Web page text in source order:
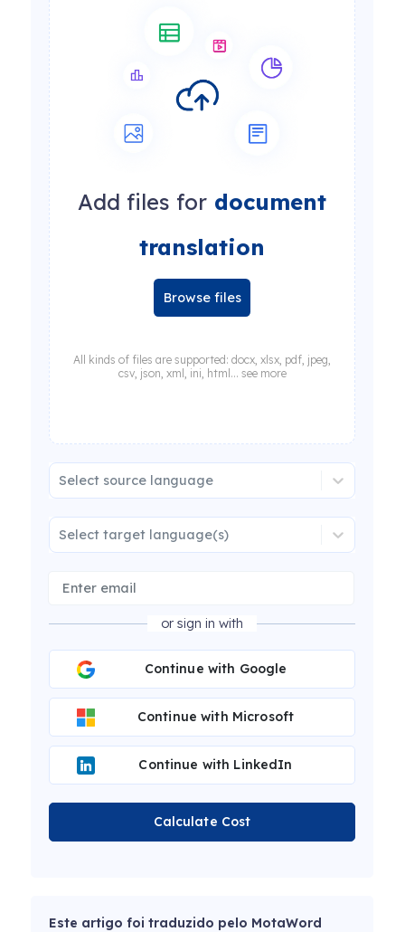
Add files for document
translation
Browse files
All kinds of files are supported: docx, xlsx, pdf, jpeg,
csv, json, xml, ini, html... see more
Select source language
Select target language(s)
or sign in with
Continue with Google
Continue with Microsoft
Continue with LinkedIn
Calculate Cost
Este artigo foi traduzido pelo MotaWord